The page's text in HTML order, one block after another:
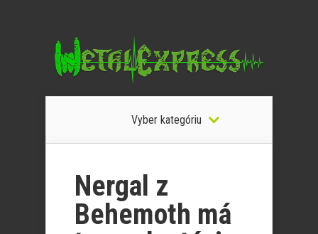
Vyber kategóriu
Nergal z
Behemoth má